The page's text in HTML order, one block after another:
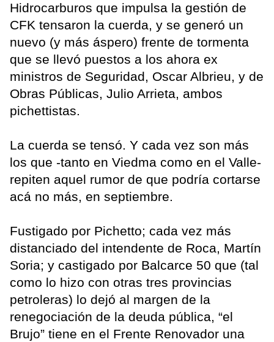
Hidrocarburos que impulsa la gestión de
CFK tensaron la cuerda, y se generó un
nuevo (y más áspero) frente de tormenta
que se llevó puestos a los ahora ex
ministros de Seguridad, Oscar Albrieu, y de
Obras Públicas, Julio Arrieta, ambos
pichettistas.
La cuerda se tensó. Y cada vez son más
los que -tanto en Viedma como en el Valle-
repiten aquel rumor de que podría cortarse
acá no más, en septiembre.
Fustigado por Pichetto; cada vez más
distanciado del intendente de Roca, Martín
Soria; y castigado por Balcarce 50 que (tal
como lo hizo con otras tres provincias
petroleras) lo dejó al margen de la
renegociación de la deuda pública, “el
Brujo” tiene en el Frente Renovador una